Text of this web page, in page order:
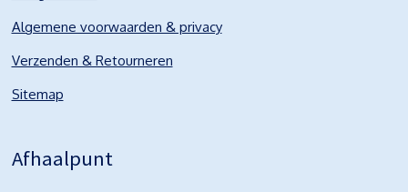
Algemene voorwaarden & privacy
Verzenden & Retourneren
Sitemap
Afhaalpunt